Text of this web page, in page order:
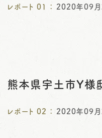
レポート 01 ： 2020年09
熊本県宇土市Y様
レポート 02 ： 2020年09